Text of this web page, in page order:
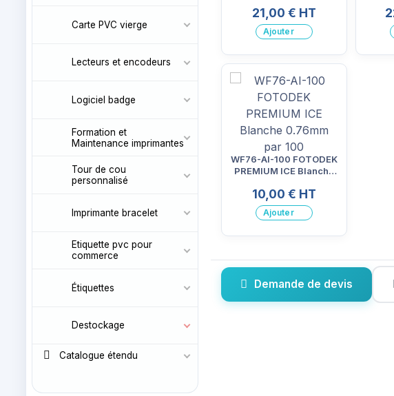
Carte PVC vierge
Lecteurs et encodeurs
Logiciel badge
Formation et
Maintenance imprimantes
Tour de cou
personnalisé
Imprimante bracelet
Etiquette pvc pour
commerce
Étiquettes
Destockage
Catalogue étendu
21,00 € HT
Ajouter
WF76-AI-100 FOTODEK
PREMIUM ICE Blanche
10,00 € HT
Ajouter
Demande de devis